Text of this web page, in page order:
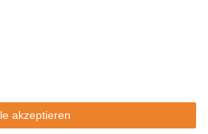
akzeptieren